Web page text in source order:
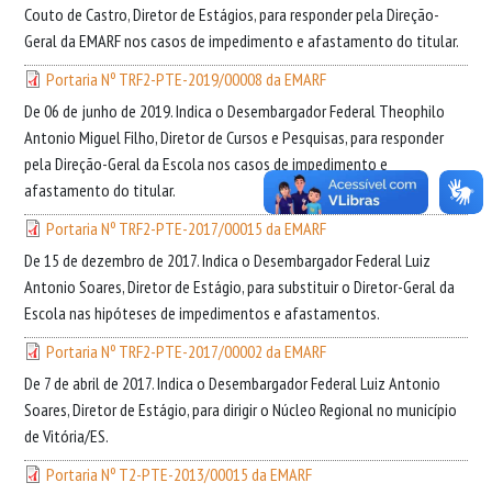
Couto de Castro, Diretor de Estágios, para responder pela Direção-
Geral da EMARF nos casos de impedimento e afastamento do titular.
Portaria Nº TRF2-PTE-2019/00008 da EMARF
De 06 de junho de 2019. Indica o Desembargador Federal Theophilo
Antonio Miguel Filho, Diretor de Cursos e Pesquisas, para responder
pela Direção-Geral da Escola nos casos de impedimento e
afastamento do titular.
Portaria Nº TRF2-PTE-2017/00015 da EMARF
De 15 de dezembro de 2017. Indica o Desembargador Federal Luiz
Antonio Soares, Diretor de Estágio, para substituir o Diretor-Geral da
Escola nas hipóteses de impedimentos e afastamentos.
Portaria Nº TRF2-PTE-2017/00002 da EMARF
De 7 de abril de 2017. Indica o Desembargador Federal Luiz Antonio
Soares, Diretor de Estágio, para dirigir o Núcleo Regional no município
de Vitória/ES.
Portaria Nº T2-PTE-2013/00015 da EMARF